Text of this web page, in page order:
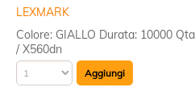
LEXMARK
Colore: GIALLO Durata: 10000
/ X560dn